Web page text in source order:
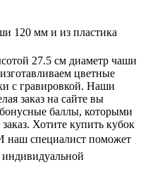
120 мм и из пластика
27.5 см диаметр чаши
цветные
с гравировкой. Наши
заказ на сайте вы
баллы, которыми
Хотите купить кубок
наш специалист поможет